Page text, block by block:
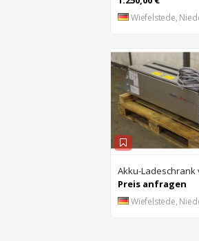
Wiefelstede,
Preis anfragen
Wiefelstede,